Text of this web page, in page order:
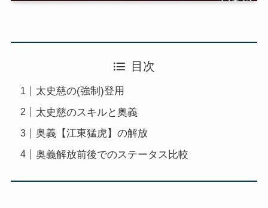
目次
太史慈の(強制)登用
太史慈のスキルと奥義
奥義【江東猛虎】の解放
奥義解放前後でのステータス比較